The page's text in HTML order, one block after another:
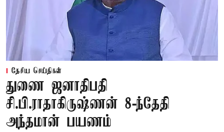
தேசிய செய்திகள்
துணை ஜனாதிபதி
சி.பி.ராதாகிருஷ்ணன் 8-ந்தேதி
அந்தமான் பயணம்